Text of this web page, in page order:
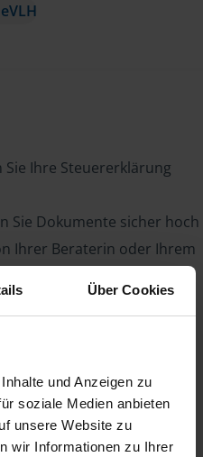
Über Cookies
und Anzeigen zu
soziale Medien anbieten
unsere Website zu
wir Informationen zu Ihrer
Sie Ihre Steuererklärung
Sie Dokumente sicher hoch
Ihrer Beraterin oder Ihrem